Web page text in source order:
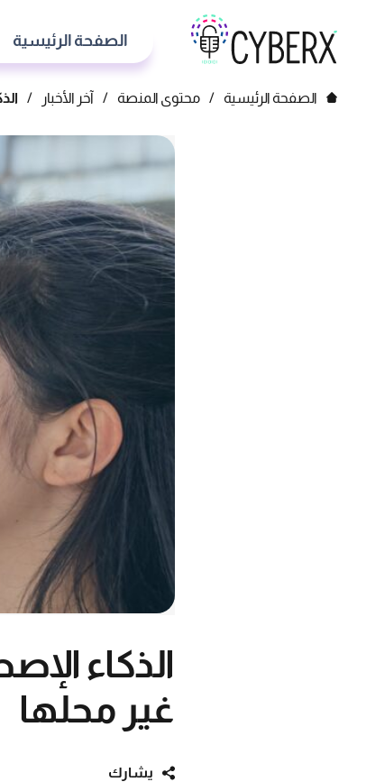
الصفحة الرئيسية
الصفحة الرئيسية / محتوى المنصة / آخر الأخبار /
الذكاء
غير محلها
يشارك